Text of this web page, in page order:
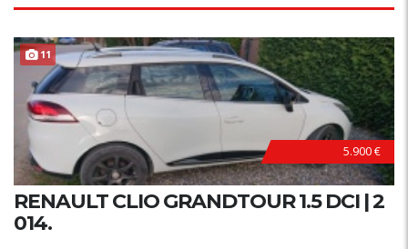
11
5.900 €
RENAULT CLIO GRANDTOUR 1.5 DCI | 2
014.